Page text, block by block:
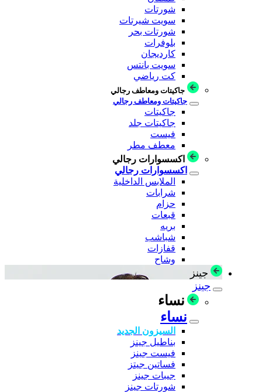
شورتات
سويت شيرتات
شورتات بحر
بلوفرات
كارديجان
سويت بانتس
كت رياضي
جاكيتات ومعاطف رجالي
جاكيتات ومعاطف رجالي
جاكيتات
جاكيتات جلد
فيست
معطف مطر
اكسسوارات رجالي
اكسسوارات رجالي
الملابس الداخلية
شرابات
حزام
قبعات
بريه
شباشب
قفازات
وشاح
جينز
جينز
نساء
نساء
السيزون الجديد
بناطيل جينز
فيست جينز
فساتين جيتز
جيبات جينز
شورتات جينز